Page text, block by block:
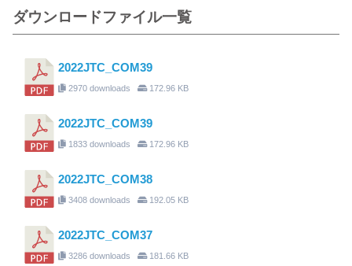
ダウンロードファイル一覧
2022JTC_COM39
2970 downloads 172.96 KB
2022JTC_COM39
1833 downloads 172.96 KB
2022JTC_COM38
3408 downloads 192.05 KB
2022JTC_COM37
3286 downloads 181.66 KB